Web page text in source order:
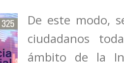
De este modo,
ciudadanos
ámbito de la